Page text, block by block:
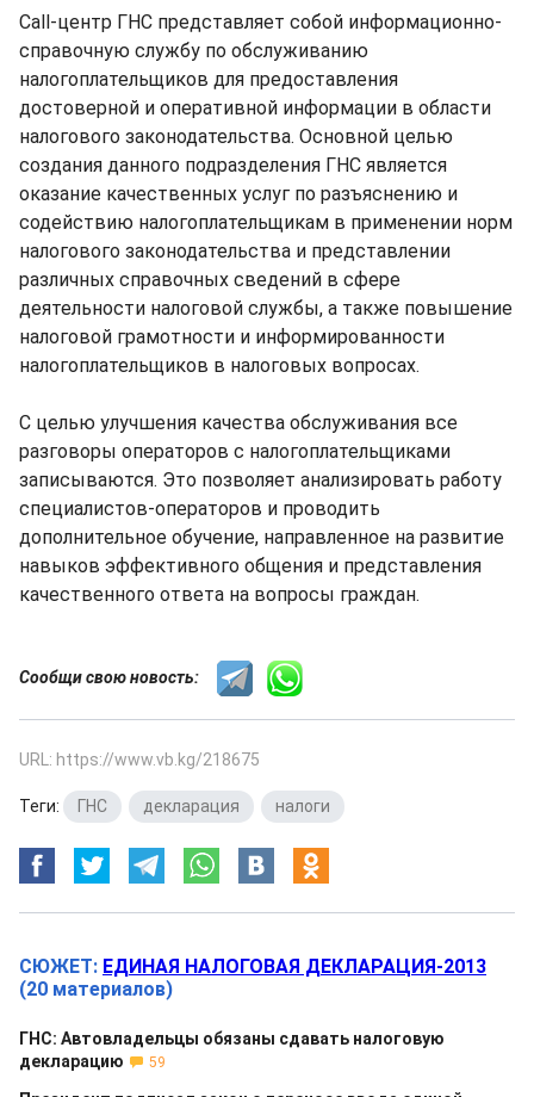
Call-центр ГНС представляет собой информационно-
справочную службу по обслуживанию
налогоплательщиков для предоставления
достоверной и оперативной информации в области
налогового законодательства. Основной целью
создания данного подразделения ГНС является
оказание качественных услуг по разъяснению и
содействию налогоплательщикам в применении норм
налогового законодательства и представлении
различных справочных сведений в сфере
деятельности налоговой службы, а также повышение
налоговой грамотности и информированности
налогоплательщиков в налоговых вопросах.
С целью улучшения качества обслуживания все
разговоры операторов с налогоплательщиками
записываются. Это позволяет анализировать работу
специалистов-операторов и проводить
дополнительное обучение, направленное на развитие
навыков эффективного общения и представления
качественного ответа на вопросы граждан.
Сообщи свою новость:
URL: https://www.vb.kg/218675
Теги: ГНС декларация налоги
СЮЖЕТ: ЕДИНАЯ НАЛОГОВАЯ ДЕКЛАРАЦИЯ-2013
(20 материалов)
ГНС: Автовладельцы обязаны сдавать налоговую
декларацию
59